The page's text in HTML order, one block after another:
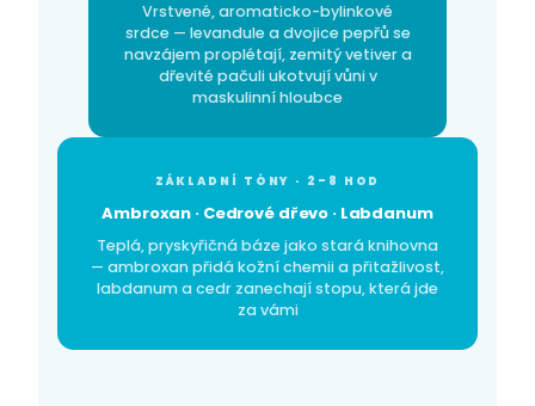
Vrstvené, aromaticko-bylinkové
srdce — levandule a dvojice pepřů se
navzájem proplétají, zemitý vetiver a
dřevité pačuli ukotvují vůni v
maskulinní hloubce
ZÁKLADNÍ TÓNY · 2–8 HOD
Ambroxan · Cedrové dřevo · Labdanum
Teplá, pryskyřičná báze jako stará knihovna
— ambroxan přidá kožní chemii a přitažlivost,
labdanum a cedr zanechají stopu, která jde
za vámi